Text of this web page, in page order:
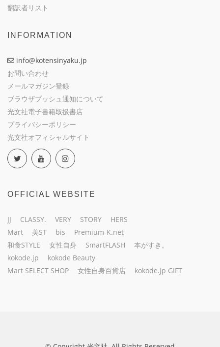
翻訳者リスト
INFORMATION
info@kotensinyaku.jp
お問い合わせ
メールマガジン登録
ブラウザプッシュ通知について
光文社電子書籍取扱書店
プライバシーポリシー
光文社オフィシャルサイト
OFFICIAL WEBSITE
JJ CLASSY. VERY STORY
HERS
Mart
美ST bis
Premium-K.net
和食STYLE
女性自身 SmartFLASH
本がすき。
kokode.jp
kokode Beauty
Mart SELECT SHOP
女性自身百貨店 kokode.jp GIFT